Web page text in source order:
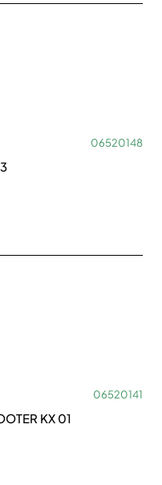
06520148
06520141
KX 01